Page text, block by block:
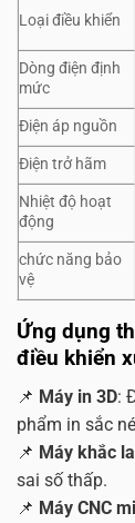
Loại điều khiển
Dòng điện định
mức
Điện áp nguồn
Điện trở hãm
Nhiệt độ hoạt
động
chức năng bảo
vệ
Ứng dụng
điều khiển
📌 Máy in 3D:
phẩm in sắc
📌 Máy khắc
sai số thấp.
📌 Máy CNC